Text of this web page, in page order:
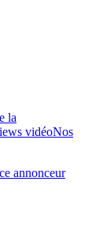
la
vidéoNos
annonceur